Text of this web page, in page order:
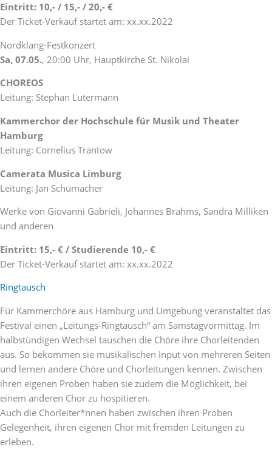
Eintritt: 10,- / 15,- / 20,- €
Der Ticket-Verkauf startet am: xx.xx.2022
Nordklang-Festkonzert
Sa, 07.05., 20:00 Uhr, Hauptkirche St. Nikolai
CHOREOS
Leitung: Stephan Lutermann
Kammerchor der Hochschule für Musik und Theater
Hamburg
Leitung: Cornelius Trantow
Camerata Musica Limburg
Leitung: Jan Schumacher
Werke von Giovanni Gabrieli, Johannes Brahms, Sandra Milliken
und anderen
Eintritt: 15,- € / Studierende 10,- €
Der Ticket-Verkauf startet am: xx.xx.2022
Ringtausch
Für Kammerchöre aus Hamburg und Umgebung veranstaltet das
Festival einen „Leitungs-Ringtausch“ am Samstagvormittag. Im
halbstündigen Wechsel tauschen die Chöre ihre Chorleitenden
aus. So bekommen sie musikalischen Input von mehreren Seiten
und lernen andere Chöre und Chorleitungen kennen. Zwischen
ihren eigenen Proben haben sie zudem die Möglichkeit, bei
einem anderen Chor zu hospitieren.
Auch die Chorleiter*nnen haben zwischen ihren Proben
Gelegenheit, ihren eigenen Chor mit fremden Leitungen zu
erleben.